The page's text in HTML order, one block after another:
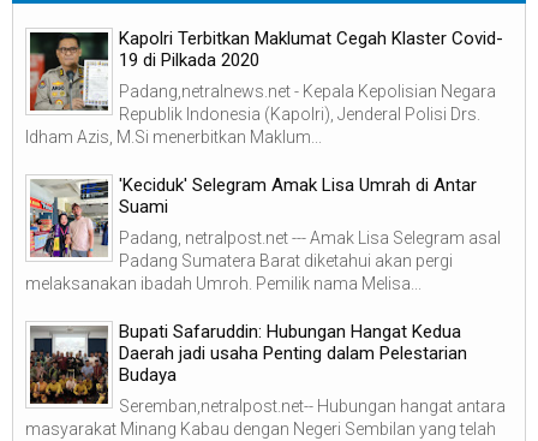
Kapolri Terbitkan Maklumat Cegah Klaster Covid-
19 di Pilkada 2020
Padang,netralnews.net - Kepala Kepolisian Negara
Republik Indonesia (Kapolri), Jenderal Polisi Drs.
Idham Azis, M.Si menerbitkan Maklum...
'Keciduk' Selegram Amak Lisa Umrah di Antar
Suami
Padang, netralpost.net --- Amak Lisa Selegram asal
Padang Sumatera Barat diketahui akan pergi
melaksanakan ibadah Umroh. Pemilik nama Melisa...
Bupati Safaruddin: Hubungan Hangat Kedua
Daerah jadi usaha Penting dalam Pelestarian
Budaya
Seremban,netralpost.net-- Hubungan hangat antara
masyarakat Minang Kabau dengan Negeri Sembilan yang telah